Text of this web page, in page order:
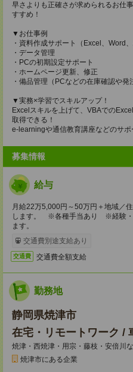
早さよりも正確さが求められるお仕
すすめ！
▼お仕事例
・資料作成サポート（Excel、Word、
・データ管理
・PCの初期設定サポート
・ホームページ更新、修正
・備品管理（PCなどの在庫確認や発
▼実務×学習でスキルアップ！
Excelスキルを上げて、VBAでの
取得できる！
e-learningや通信教育講座などのサポ
募集情報
給与
月給22万5,000円～50万円＋地域
します。 ※各種手当あり ※経験・
ます。
交通費別途支給あり
交通費 交通費全額支給
勤務地
静岡県焼津市
在宅・リモートワーク /
焼津・西焼津・用宗・藤枝・安倍川
焼津市にある企業